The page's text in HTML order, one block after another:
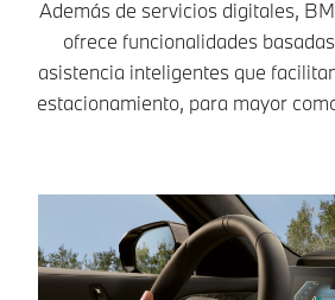
Además de servicios digitales,
ofrece funcionalidades
asistencia inteligentes que
estacionamiento, para mayor